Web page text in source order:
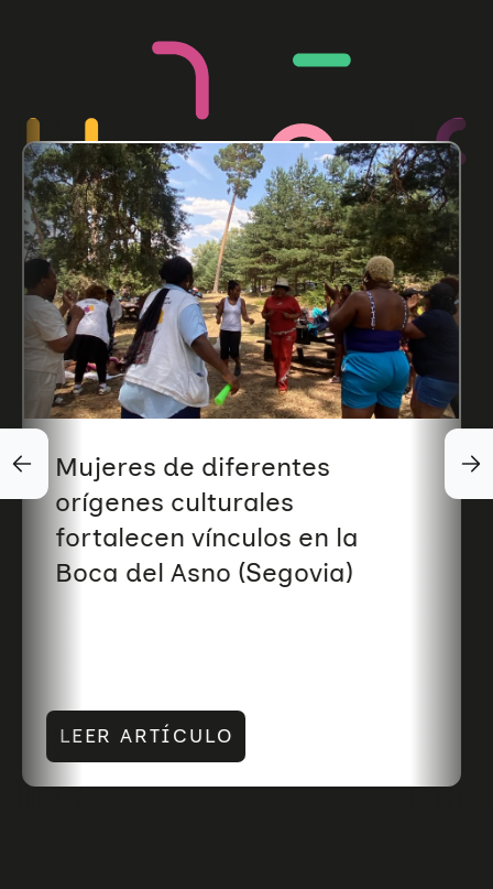
Mujeres de diferentes
orígenes culturales
fortalecen vínculos en la
Boca del Asno (Segovia)
LEER ARTÍCULO